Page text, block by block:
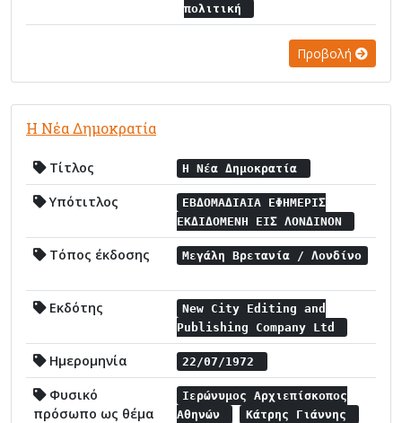
πολιτική
Προβολή
Η Νέα Δημοκρατία
Τίτλος Η Νέα Δημοκρατία
Υπότιτλος
ΕΒΔΟΜΑΔΙΑΙΑ ΕΦΗΜΕΡΙΣ
ΕΚΔΙΔΟΜΕΝΗ ΕΙΣ ΛΟΝΔΙΝΟΝ
Τόπος έκδοσης Μεγάλη Βρετανία / Λονδίνο
Εκδότης
New City Editing and
Publishing Company Ltd
Ημερομηνία 22/07/1972
Φυσικό
πρόσωπο ως θέμα
Ιερώνυμος Αρχιεπίσκοπος
Αθηνών
Κάτρης Γιάννης